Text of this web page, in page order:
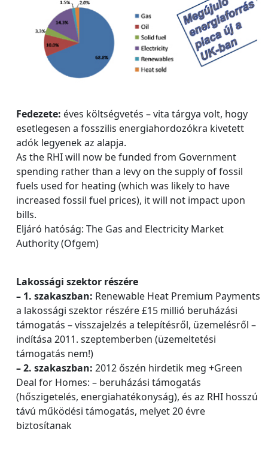
Fedezete: éves költségvetés – vita tárgya volt, hogy
esetlegesen a fosszilis energiahordozókra kivetett
adók legyenek az alapja.
As the RHI will now be funded from Government
spending rather than a levy on the supply of fossil
fuels used for heating (which was likely to have
increased fossil fuel prices), it will not impact upon
bills.
Eljáró hatóság: The Gas and Electricity Market
Authority (Ofgem)
Lakossági szektor részére
– 1. szakaszban: Renewable Heat Premium Payments
a lakossági szektor részére £15 millió beruházási
támogatás – visszajelzés a telepítésről, üzemelésről –
indítása 2011. szeptemberben (üzemeltetési
támogatás nem!)
– 2. szakaszban: 2012 őszén hirdetik meg +Green
Deal for Homes: – beruházási támogatás
(hőszigetelés, energiahatékonyság), és az RHI hosszú
távú működési támogatás, melyet 20 évre
biztosítanak